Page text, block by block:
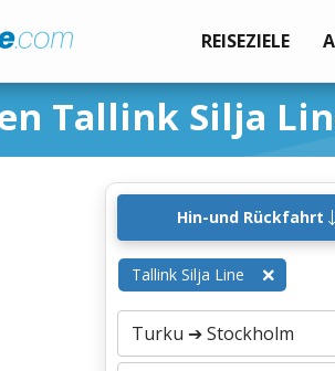
REISEZIELE
Tallink Silja
Hin-und Rückfahrt
Tallink Silja Line